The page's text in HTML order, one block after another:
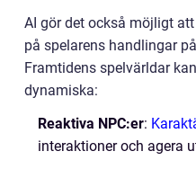
AI gör det också möjligt
på spelarens handlingar
Framtidens spelvärldar
dynamiska:
Reaktiva NPC:er:
interaktioner och agera